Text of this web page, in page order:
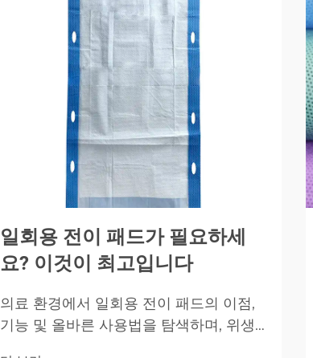
일회용 전이 패드가 필요하세
요? 이것이 최고입니다
의료 환경에서 일회용 전이 패드의 이점,
기능 및 올바른 사용법을 탐색하며, 위생,